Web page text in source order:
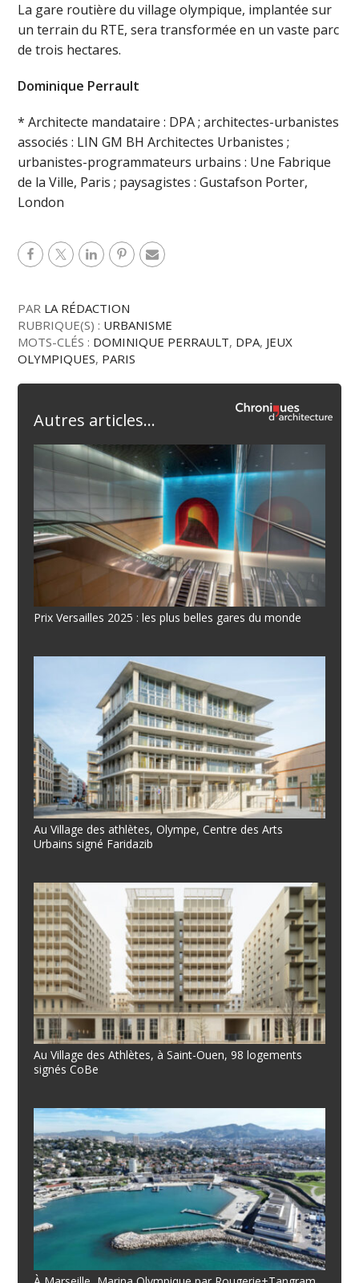
La gare routière du village olympique, implantée sur
un terrain du RTE, sera transformée en un vaste parc
de trois hectares.
Dominique Perrault
* Architecte mandataire : DPA ; architectes-urbanistes
associés : LIN GM BH Architectes Urbanistes ;
urbanistes-programmateurs urbains : Une Fabrique
de la Ville, Paris ; paysagistes : Gustafson Porter,
London
PAR LA RÉDACTION
RUBRIQUE(S) : URBANISME
MOTS-CLÉS : DOMINIQUE PERRAULT, DPA, JEUX
OLYMPIQUES, PARIS
Autres articles...
Prix Versailles 2025 : les plus belles gares du monde
Au Village des athlètes, Olympe, Centre des Arts
Urbains signé Faridazib
Au Village des Athlètes, à Saint-Ouen, 98 logements
signés CoBe